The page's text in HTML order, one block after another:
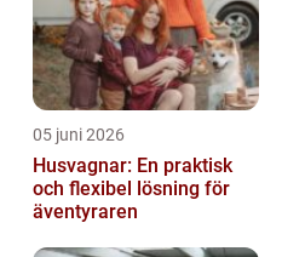
05 juni 2026
Husvagnar: En praktisk
och flexibel lösning för
äventyraren